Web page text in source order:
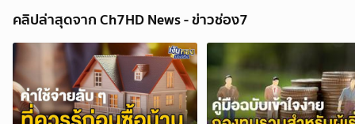
รัฐบาล นำโดย พันโท หนุน ศันสนาคม ผู้อำนวยการสำนักงานสลากกินแบ่ง
เยาวชน SEED Thailand เปิดตัวโครงการ SEED Project ปี 5 ภายใต้
แนวคิด สร้างผู้นำเยาวชนพาท้องถิ่นสู่สากล ได้รับเกียรติจาก ศาสตราจารย์
กิตติคุณ ดร.บวรศักดิ์ อุวรรณโณประธานมูลนิธินักศึกษาสถาบันพระปกเกล้า
เพื่อสังคม ร่วมปาฐกถาพิเศษในหัวข้อ พลังเยาวชนพาท้องถิ่นสู่สากล ย้ำถึง
ความสำคัญของ เยาวชนที่เห็นคุณค่าบ้านเกิด และมีความพร้อมสื่อสารสู่
คลิปล่าสุดจาก Ch7HD News - ข่าวช่อง7